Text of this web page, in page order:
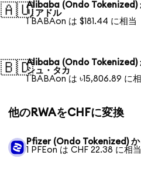
🇦🇺Alibaba (Ondo Tokenized)
リアドル
1 BABAon は $181.44 に相当
🇧🇩Alibaba (Ondo Tokenized)
シュ・タカ
1 BABAon は ৳15,806.89 に
他のRWAをCHFに変換
Pfizer (Ondo Tokenized) か
1 PFEon は CHF 22.38 に相当